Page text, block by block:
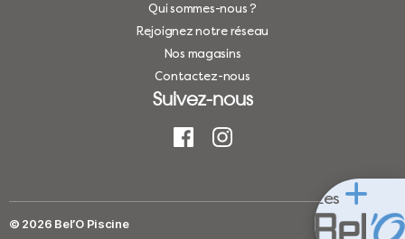
Les
Qui sommes-nous ?
Rejoignez notre réseau
Nos magasins
Contactez-nous
Suivez-nous
© 2026 Bel’O Piscine Haut ↑